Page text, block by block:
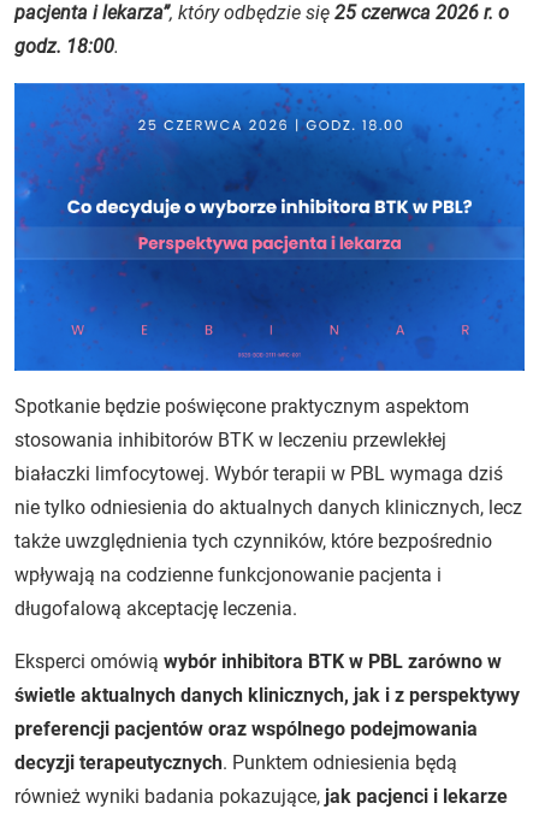
pacjenta i lekarza”, który odbędzie się 25 czerwca 2026 r. o
godz. 18:00.
Spotkanie będzie poświęcone praktycznym aspektom
stosowania inhibitorów BTK w leczeniu przewlekłej
białaczki limfocytowej. Wybór terapii w PBL wymaga dziś
nie tylko odniesienia do aktualnych danych klinicznych, lecz
także uwzględnienia tych czynników, które bezpośrednio
wpływają na codzienne funkcjonowanie pacjenta i
długofalową akceptację leczenia.
Eksperci omówią wybór inhibitora BTK w PBL zarówno w
świetle aktualnych danych klinicznych, jak i z perspektywy
preferencji pacjentów oraz wspólnego podejmowania
decyzji terapeutycznych. Punktem odniesienia będą
również wyniki badania pokazujące, jak pacjenci i lekarze